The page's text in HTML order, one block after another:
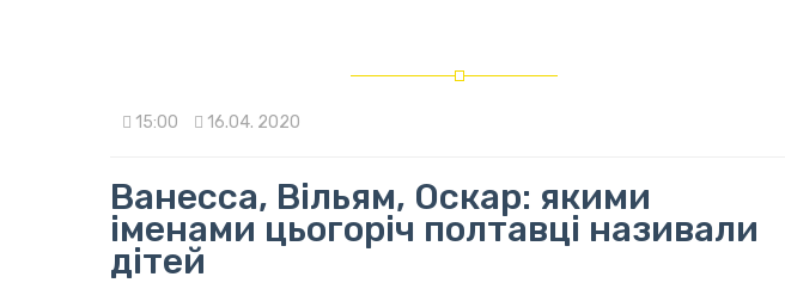
15:00 16.04. 2020
Ванесса, Вільям, Оскар: якими
іменами цьогоріч полтавці називали
дітей